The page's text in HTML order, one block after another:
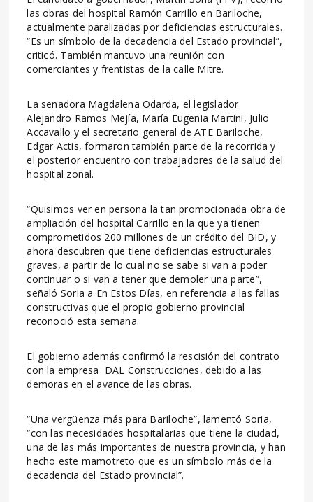
las obras del hospital Ramón Carrillo en Bariloche,
actualmente paralizadas por deficiencias estructurales.
“Es un símbolo de la decadencia del Estado provincial”,
criticó. También mantuvo una reunión con
comerciantes y frentistas de la calle Mitre.
La senadora Magdalena Odarda, el legislador
Alejandro Ramos Mejía, María Eugenia Martini, Julio
Accavallo y el secretario general de ATE Bariloche,
Edgar Actis, formaron también parte de la recorrida y
el posterior encuentro con trabajadores de la salud del
hospital zonal.
“Quisimos ver en persona la tan promocionada obra de
ampliación del hospital Carrillo en la que ya tienen
comprometidos 200 millones de un crédito del BID, y
ahora descubren que tiene deficiencias estructurales
graves, a partir de lo cual no se sabe si van a poder
continuar o si van a tener que demoler una parte”,
señaló Soria a En Estos Días, en referencia a las fallas
constructivas que el propio gobierno provincial
reconoció esta semana.
El gobierno además confirmó la rescisión del contrato
con la empresa DAL Construcciones, debido a las
demoras en el avance de las obras.
“Una vergüenza más para Bariloche”, lamentó Soria,
“con las necesidades hospitalarias que tiene la ciudad,
una de las más importantes de nuestra provincia, y han
hecho este mamotreto que es un símbolo más de la
decadencia del Estado provincial”.